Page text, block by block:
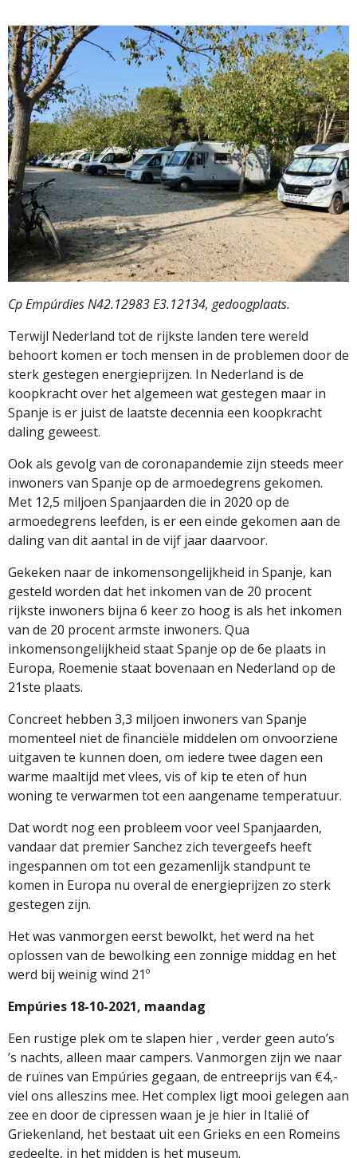
Cp Empúrdies N42.12983 E3.12134, gedoogplaats.
Terwijl Nederland tot de rijkste landen tere wereld
behoort komen er toch mensen in de problemen door de
sterk gestegen energieprijzen. In Nederland is de
koopkracht over het algemeen wat gestegen maar in
Spanje is er juist de laatste decennia een koopkracht
daling geweest.
Ook als gevolg van de coronapandemie zijn steeds meer
inwoners van Spanje op de armoedegrens gekomen.
Met 12,5 miljoen Spanjaarden die in 2020 op de
armoedegrens leefden, is er een einde gekomen aan de
daling van dit aantal in de vijf jaar daarvoor.
Gekeken naar de inkomensongelijkheid in Spanje, kan
gesteld worden dat het inkomen van de 20 procent
rijkste inwoners bijna 6 keer zo hoog is als het inkomen
van de 20 procent armste inwoners. Qua
inkomensongelijkheid staat Spanje op de 6e plaats in
Europa, Roemenie staat bovenaan en Nederland op de
21ste plaats.
Concreet hebben 3,3 miljoen inwoners van Spanje
momenteel niet de financiële middelen om onvoorziene
uitgaven te kunnen doen, om iedere twee dagen een
warme maaltijd met vlees, vis of kip te eten of hun
woning te verwarmen tot een aangename temperatuur.
Dat wordt nog een probleem voor veel Spanjaarden,
vandaar dat premier Sanchez zich tevergeefs heeft
ingespannen om tot een gezamenlijk standpunt te
komen in Europa nu overal de energieprijzen zo sterk
gestegen zijn.
Het was vanmorgen eerst bewolkt, het werd na het
oplossen van de bewolking een zonnige middag en het
werd bij weinig wind 21º
Empúries 18-10-2021, maandag
Een rustige plek om te slapen hier , verder geen auto’s
’s nachts, alleen maar campers. Vanmorgen zijn we naar
de ruïnes van Empúries gegaan, de entreeprijs van €4,-
viel ons alleszins mee. Het complex ligt mooi gelegen aan
zee en door de cipressen waan je je hier in Italië of
Griekenland, het bestaat uit een Grieks en een Romeins
gedeelte, in het midden is het museum.